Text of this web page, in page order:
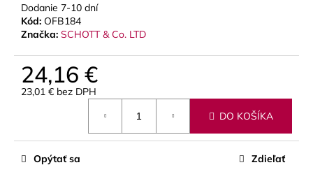
Dodanie 7-10 dní
Kód: OFB184
Značka: SCHOTT & Co. LTD
24,16 €
23,01 € bez DPH
DO KOŠÍKA
Opýtať sa Zdieľať
a
m
e
VANDOREN
PLÁTKY
NA
ALT